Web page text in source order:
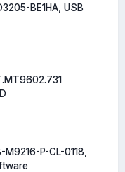
BE1HA, USB
P-CL-0118,